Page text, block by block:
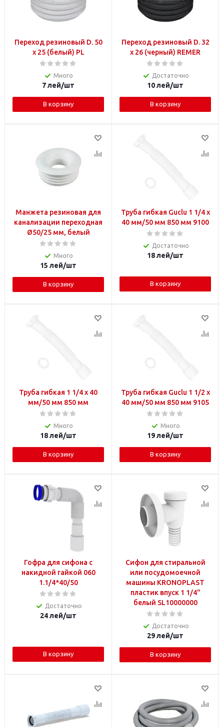
Переход резиновый D. 50
x 25 (белый) PL
Много
7лей/шт
В корзину
Переход резиновый D. 32
x 26 (черный) REMER
Достаточно
10лей/шт
В корзину
Манжета резиновая для
канализации переходная
Ø50/25 мм, белый
Много
15 лей/шт
В корзину
Труба гибкая Guclu 1 1/4 х
40 мм/50 мм 850 мм 9100
Достаточно
18лей/шт
В корзину
Труба гибкая 1 1/4 х 40
мм/50 мм 850 мм
Много
18лей/шт
В корзину
Труба гибкая Guclu 1 1/2 х
40 мм/50 мм 850 мм 9105
Много
19лей/шт
В корзину
Гофра для сифона с
накидной гайкой 060
1.1/4*40/50
Достаточно
24лей/шт
В корзину
Сифон для стиральной
или посудомоечной
машины KRONOPLAST
пластик впуск 1 1/4"
белый SL10000000
Достаточно
29лей/шт
В корзину